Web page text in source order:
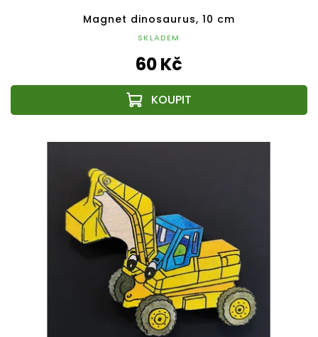
Magnet dinosaurus, 10 cm
SKLADEM
60 Kč